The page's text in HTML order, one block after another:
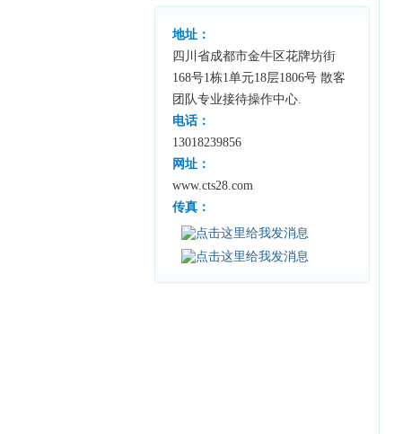
地址：
四川省成都市金牛区花牌坊街
168号1栋1单元18层1806号 散客
团队专业接待操作中心.
电话：
13018239856
网址：
www.cts28.com
传真：